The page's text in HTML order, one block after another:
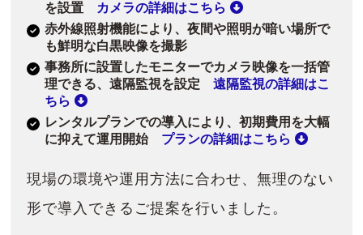
を設置 カメラの詳細はこちら
赤外線照射機能により、夜間や照明が暗い場所で
も鮮明な白黒映像を撮影
事務所に設置したモニターでカメラ映像を一括管
理できる、遠隔監視を設定遠隔監視の詳細はこ
ちら
レンタルプランでの導入により、初期費用を大幅
に抑えて運用開始 プランの詳細はこちら
現場の環境や運用方法に合わせ、無理のない
形で導入できるご提案を行いました。